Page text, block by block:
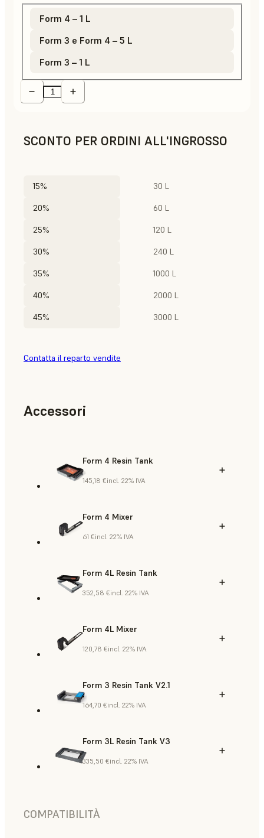
Form 4 – 1 L
Form 3 e Form 4 – 5 L
Form 3 – 1 L
SCONTO PER ORDINI ALL'INGROSSO
15% 30 L
20% 60 L
25% 120 L
30% 240 L
35% 1000 L
40% 2000 L
45% 3000 L
Contatta il reparto vendite
Accessori
Form 4 Resin Tank
145,18 €incl. 22% IVA
Form 4 Mixer
61 €incl. 22% IVA
Form 4L Resin Tank
352,58 €incl. 22% IVA
Form 4L Mixer
120,78 €incl. 22% IVA
Form 3 Resin Tank V2.1
164,70 €incl. 22% IVA
Form 3L Resin Tank V3
335,50 €incl. 22% IVA
COMPATIBILITÀ